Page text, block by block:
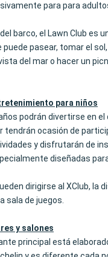
para para
barco, el Lawn Club es
puede pasear, tomar el
del mar o hacer un
para niños
podrán divertirse en el
tendrán ocasión de
y disfrutarán de
diseñadas
dirigirse al XClub, la
sala de juegos.
y salones
principal está